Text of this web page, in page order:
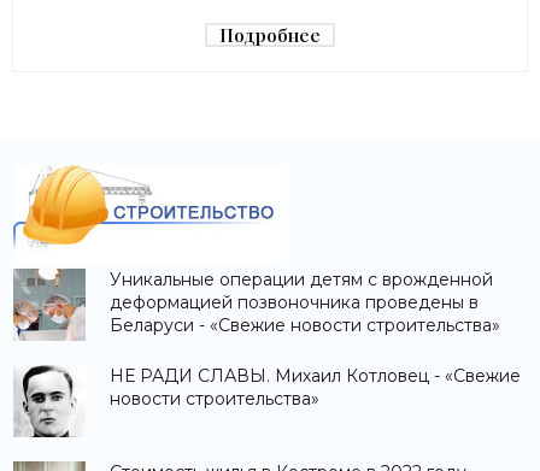
Подробнее
Уникальные операции детям с врожденной
деформацией позвоночника проведены в
Беларуси - «Свежие новости строительства»
НЕ РАДИ СЛАВЫ. Михаил Котловец - «Свежие
новости строительства»